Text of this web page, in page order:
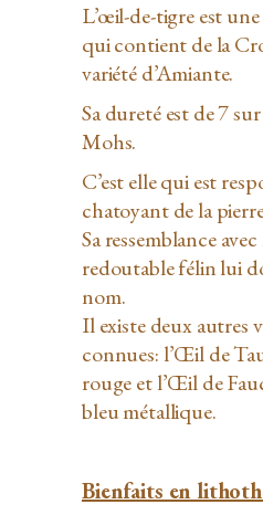
L’œil-de-tigre est
qui contient de la
variété d’Amiante.
Sa dureté est de 7
Mohs.
C’est elle qui est
chatoyant de la
Sa ressemblance avec
redoutable félin lui
nom.
Il existe deux autres
connues: l’Œil de
rouge et l’Œil de
bleu métallique.
Bienfaits en